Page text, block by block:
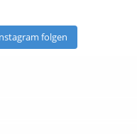
folgen